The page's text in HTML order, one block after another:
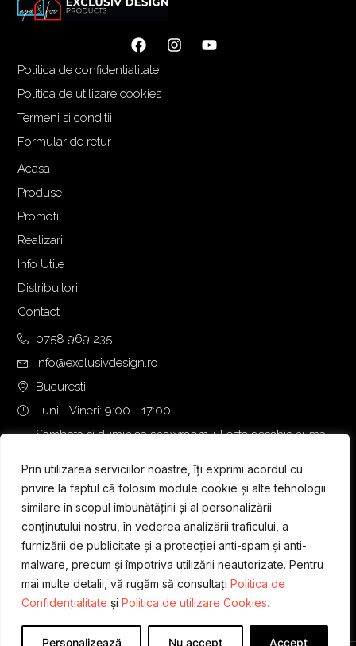
Prin utilizarea serviciilor noastre, îți exprimi acordul cu
privire la faptul că folosim module cookie și alte tehnologii
similare în scopul îmbunătățirii și al personalizării
conținutului nostru, în vederea analizării traficului, a
furnizării de publicitate și a protecției anti-spam și anti-
malware, precum și împotriva utilizării neautorizate. Pentru
mai multe detalii, vă rugăm să consultați Politica de
Confidențialitate și Politica de utilizare Cookies.
Personalizează Nu accept Accept
Politica de confidentialitate
Politica de utilizare cookies
Termeni si conditii
Formular de retur
Acasa
Produse
Promotii
Realizari
Info Utile
Distribuitori
Contact
0758 969 235
info@exclusivdesign.ro
Bucuresti
Luni - Vineri: 9:00 - 17:00
Sambata si duminica showroom-ul este deschis numai